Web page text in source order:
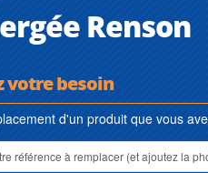
Renson
votre besoin
d'un produit que vous